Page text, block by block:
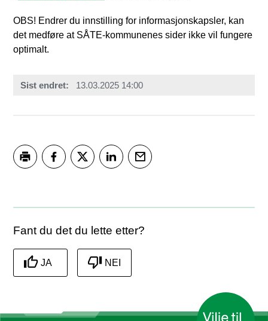
OBS! Endrer du innstilling for informasjonskapsler, kan
det medføre at SÅTE-kommunenes sider ikke vil fungere
optimalt.
Sist endret 13.03.2025 14:00
Fant du det du lette etter?
JA NEI